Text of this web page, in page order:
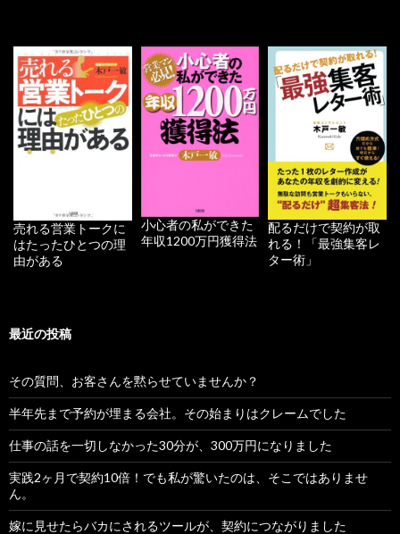
売れる営業トークに
はたったひとつの理
由がある
小心者の私ができた
年収1200万円獲得法
配るだけで契約が取
れる！「最強集客レ
ター術」
最近の投稿
その質問、お客さんを黙らせていませんか？
半年先まで予約が埋まる会社。その始まりはクレームでした
仕事の話を一切しなかった30分が、300万円になりました
実践2ヶ月で契約10倍！でも私が驚いたのは、そこではありませ
ん。
嫁に見せたらバカにされるツールが、契約につながりました